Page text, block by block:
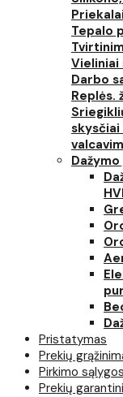
Priekalai
Tepalo
Vieliniai
Darbo
Replės.
Pristatymas
Prekių
Pirkimo
Prekių